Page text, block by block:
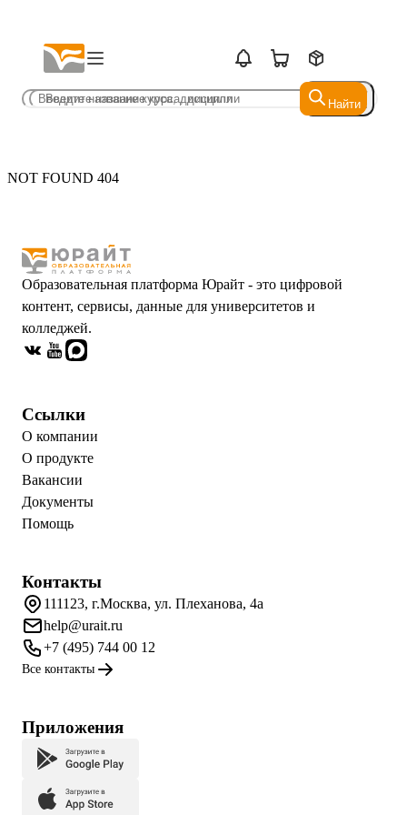
Найти
Найти
NOT FOUND 404
Образовательная платформа Юрайт - это цифровой
контент, сервисы, данные для университетов и
колледжей.
Ссылки
О компании
О продукте
Вакансии
Документы
Помощь
Контакты
111123, г.Москва, ул. Плеханова, 4а
help@urait.ru
+7 (495) 744 00 12
Все контакты
Приложения